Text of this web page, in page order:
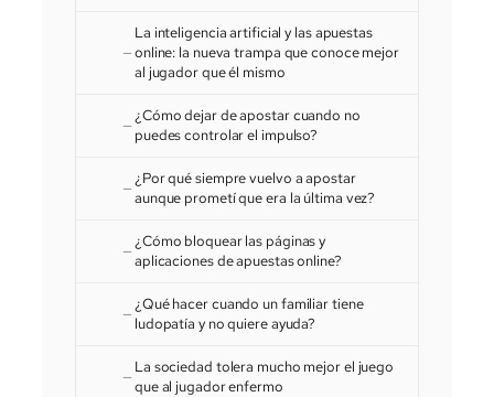
La inteligencia artificial y las apuestas
online: la nueva trampa que conoce mejor
al jugador que él mismo
¿Cómo dejar de apostar cuando no
puedes controlar el impulso?
¿Por qué siempre vuelvo a apostar
aunque prometí que era la última vez?
¿Cómo bloquear las páginas y
aplicaciones de apuestas online?
¿Qué hacer cuando un familiar tiene
ludopatía y no quiere ayuda?
La sociedad tolera mucho mejor el juego
que al jugador enfermo